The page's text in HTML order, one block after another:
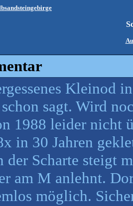
Kleinod
sagt. Wird
1988 leider nicht
in 30 Jahren
der Scharte steigt
am M anlehnt.
möglich.